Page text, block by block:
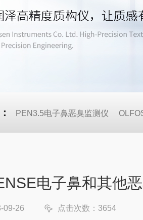
PEN3.5电子鼻恶臭监测仪
电子鼻和其他
09-26 点击次数：3654